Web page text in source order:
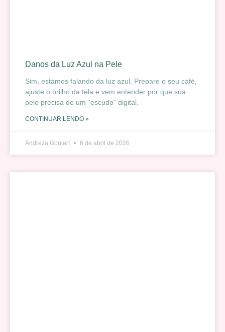
Danos da Luz Azul na Pele
Sim, estamos falando da luz azul. Prepare o seu café,
ajuste o brilho da tela e vem entender por que sua
pele precisa de um “escudo” digital.
CONTINUAR LENDO »
Andreza Goulart 6 de abril de 2026